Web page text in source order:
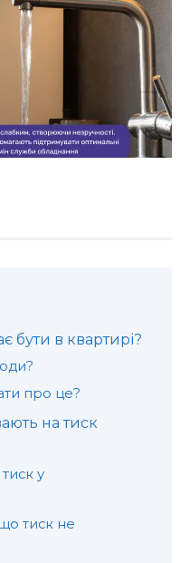
бути в квартирі?
про це?
на тиск
у
тиск не